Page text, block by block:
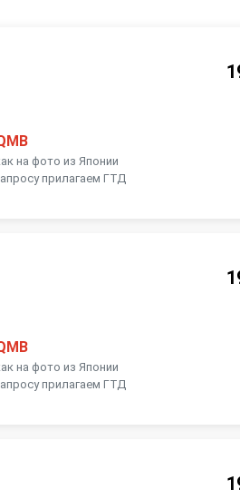
на фото из Японии
прилагаем ГТД
на фото из Японии
прилагаем ГТД